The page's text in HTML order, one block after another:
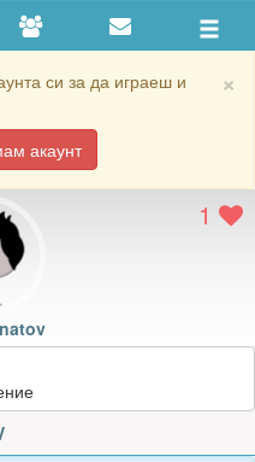
×
си за да играеш и
акаунт
1